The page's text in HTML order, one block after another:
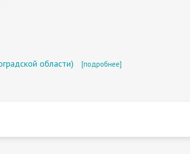
области) [подробнее]